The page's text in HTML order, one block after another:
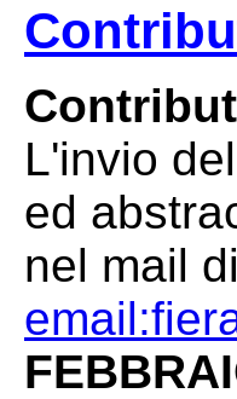
L'invio
ed
nel mail